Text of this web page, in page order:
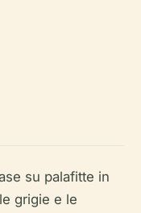
su palafitte in
grigie e le